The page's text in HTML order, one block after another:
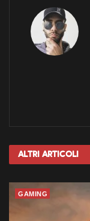
Altri Articoli
GAMING